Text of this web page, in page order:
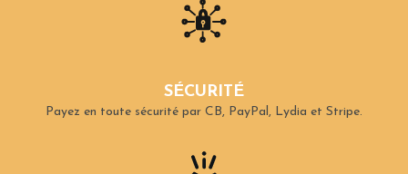
SÉCURITÉ
Payez en toute sécurité par CB, PayPal, Lydia et Stripe.